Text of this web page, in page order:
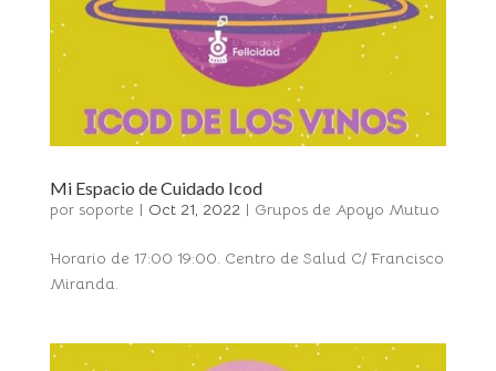
Mi Espacio de Cuidado Icod
por soporte | Oct 21, 2022| Grupos de Apoyo Mutuo
Horario de 17:00 19:00. Centro de Salud C/ Francisco
Miranda.